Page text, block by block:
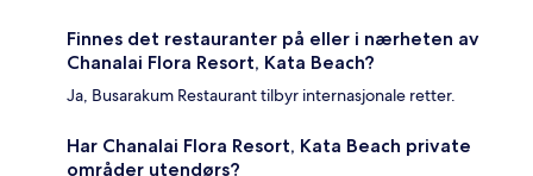
Finnes det restauranter på eller i nærheten av
Chanalai Flora Resort, Kata Beach?
Ja, Busarakum Restaurant tilbyr internasjonale retter.
Har Chanalai Flora Resort, Kata Beach private
områder utendørs?